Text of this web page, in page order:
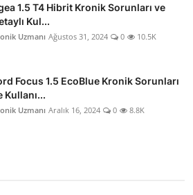
1.5 T4 Hibrit Kronik Sorunları ve
Kul...
Uzmanı Ağustos 31, 2024 0 10.5K
Focus 1.5 EcoBlue Kronik Sorunları
Kullanı...
Uzmanı Aralık 16, 2024 0 8.8K